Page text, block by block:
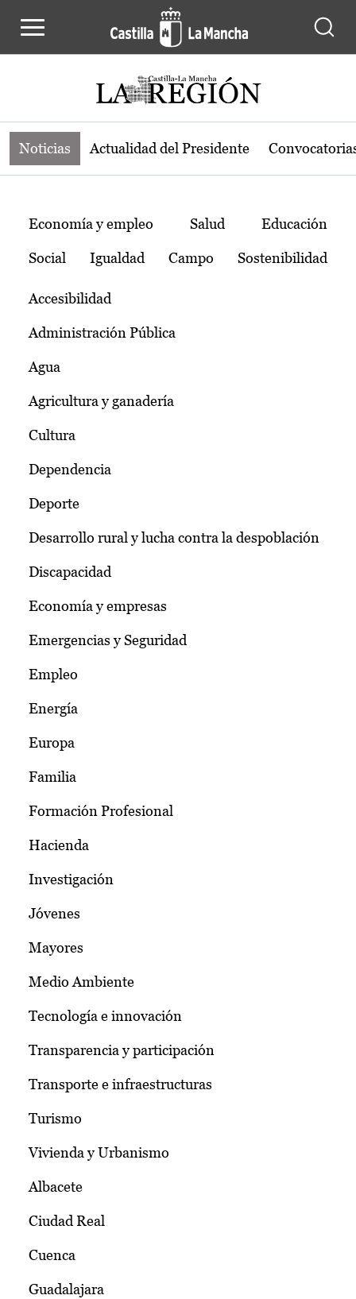
Noticias de la región de Castilla-La
Noticias Actualidad del Presidente
Temas
Economía y empleo Salud Educación
Social Igualdad Campo Sostenibilidad
Accesibilidad
Administración Pública
Agua
Agricultura y ganadería
Cultura
Dependencia
Deporte
Desarrollo rural y lucha contra la despoblación
Discapacidad
Economía y empresas
Emergencias y Seguridad
Empleo
Energía
Europa
Familia
Formación Profesional
Hacienda
Investigación
Jóvenes
Mayores
Medio Ambiente
Tecnología e innovación
Transparencia y participación
Transporte e infraestructuras
Turismo
Vivienda y Urbanismo
Albacete
Ciudad Real
Cuenca
Guadalajara